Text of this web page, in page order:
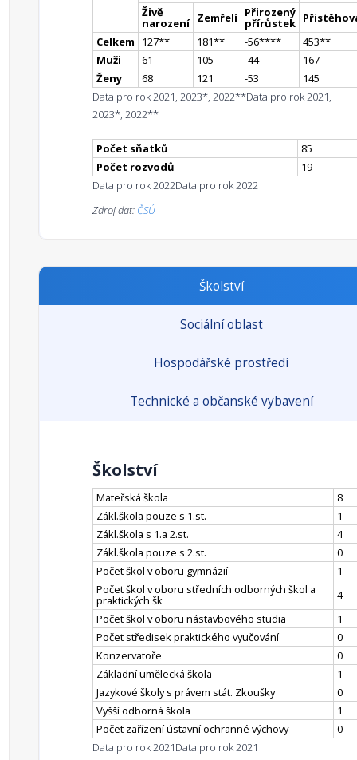
Živě
narození Zemřelí Přirozený
přírůstek
Celkem
127** 181** -56**** 453**
Muži
61 105 -44
167
Ženy
68 121 -53
145
Data pro rok 2021, 2023*, 2022**Data pro rok 2021,
2023*, 2022**
Počet sňatků
85
Počet rozvodů
19
Data pro rok 2022Data pro rok 2022
Zdroj dat: ČSÚ
Školství
Sociální oblast
Hospodářské prostředí
Technické a občanské vybavení
Školství
Mateřská škola
8
Zákl.škola pouze s 1.st.
1
Zákl.škola s 1.a 2.st.
4
Zákl.škola pouze s 2.st.
0
Počet škol v oboru gymnázií
1
Počet škol v oboru středních odborných škol a
praktických šk
4
Počet škol v oboru nástavbového studia
1
Počet středisek praktického vyučování
0
Konzervatoře
0
Základní umělecká škola
1
Jazykové školy s právem stát. Zkoušky
0
Vyšší odborná škola
1
Počet zařízení ústavní ochranné výchovy
0
Data pro rok 2021Data pro rok 2021